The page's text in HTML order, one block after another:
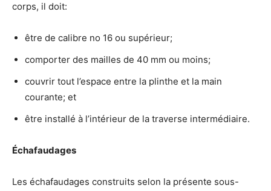
corps, il doit:
être de calibre no 16 ou supérieur;
comporter des mailles de 40 mm ou moins;
couvrir tout l’espace entre la plinthe et la main
courante; et
être installé à l’intérieur de la traverse intermédiaire.
Échafaudages
Les échafaudages construits selon la présente sous-